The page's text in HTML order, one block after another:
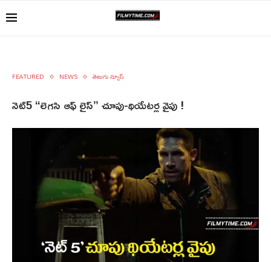
FEATURED NEWS తెలుగు న్యూస్
నెట్5 “లెగసి ఆఫ్ లైస్” చూపు-థియేటర్ల వైపు !